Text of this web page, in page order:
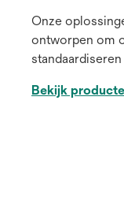
Onze
ontworpen om
Bekijk